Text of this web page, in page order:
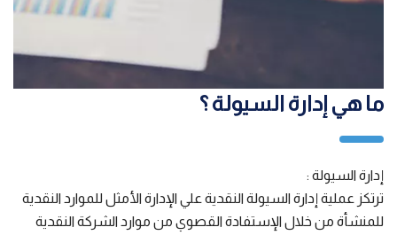
ما هي إدارة السيولة ؟
إدارة السيولة :
ترتكز عملية إدارة السيولة النقدية علي الإدارة الأمثل للموارد النقدية
للمنشأة من خلال الإستفادة القصوي من موارد الشركة النقدية